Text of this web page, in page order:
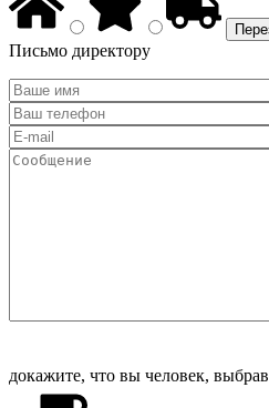
Письмо директору
докажите, что вы человек, выбрав